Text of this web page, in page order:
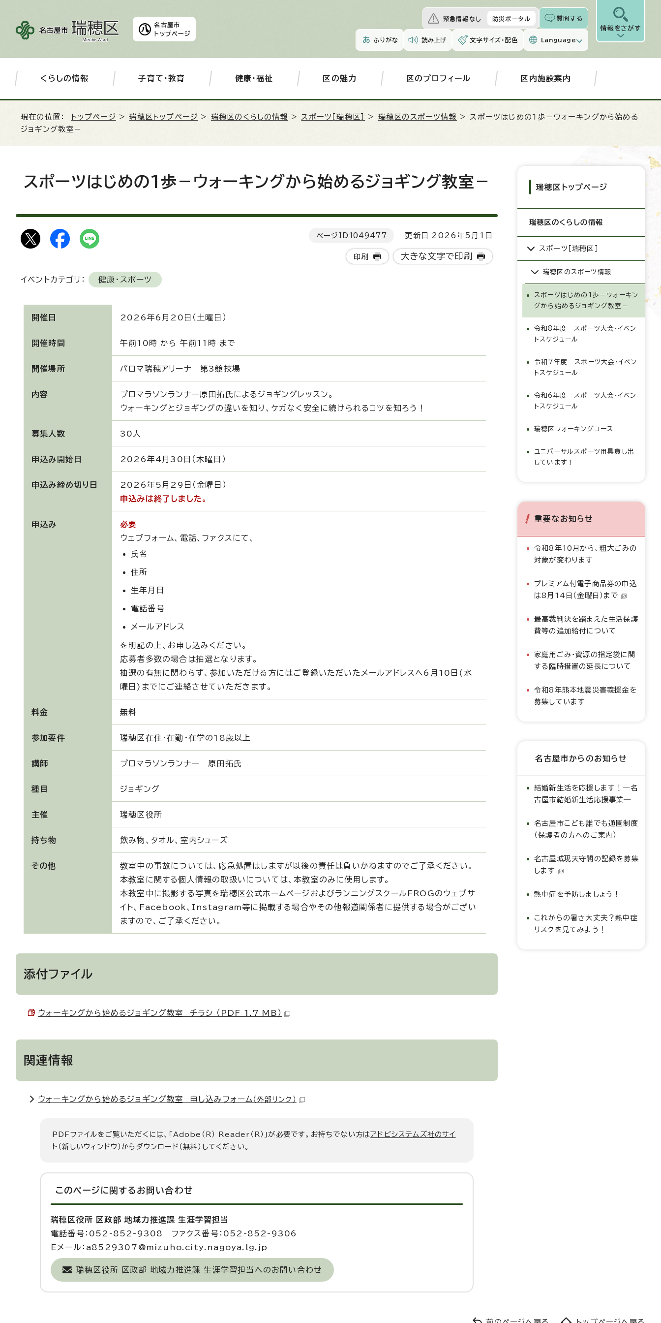
名古屋市
トップページ
緊急情報なし 防災ポータル 質問する
ふりがな 読み上げ 文字サイズ・配色 Language
情報をさがす
くらしの情報 子育て・教育 健康・福祉 区の魅力 区のプロフィール 区内施設案内
現在の位置： トップページ >瑞穂区トップページ > 瑞穂区のくらしの情報 > スポーツ［瑞穂区］ > 瑞穂区のスポーツ情報 > スポーツはじめの1歩－ウォーキングから始める
ジョギング教室－
スポーツはじめの1歩－ウォーキングから始めるジョギング教室－
ページID 1049477 更新日 2026年5月1日
印刷 大きな文字で印刷
イベントカテゴリ： 健康・スポーツ
開催日 2026年6月20日（土曜日）
開催時間 午前10時 から 午前11時 まで
開催場所 パロマ瑞穂アリーナ 第3競技場
内容
プロマラソンランナー原田拓氏によるジョギングレッスン。
ウォーキングとジョギングの違いを知り、ケガなく安全に続けられるコツを知ろう！
募集人数 30人
申込み開始日 2026年4月30日（木曜日）
申込み締め切り日
2026年5月29日（金曜日）
申込みは終了しました。
申込み
必要
ウェブフォーム、電話、ファクスにて、
氏名
住所
生年月日
電話番号
メールアドレス
を明記の上、お申し込みください。
応募者多数の場合は抽選となります。
抽選の有無に関わらず、参加いただける方にはご登録いただいたメールアドレスへ6月10日(水
曜日)までにご連絡させていただきます。
料金 無料
参加要件 瑞穂区在住・在勤・在学の18歳以上
講師 プロマラソンランナー 原田拓氏
種目 ジョギング
主催 瑞穂区役所
持ち物 飲み物、タオル、室内シューズ
その他
教室中の事故については、応急処置はしますが以後の責任は負いかねますのでご了承ください。
本教室に関する個人情報の取扱いについては、本教室のみに使用します。
本教室中に撮影する写真を瑞穂区公式ホームページおよびランニングスクールFROGのウェブサ
イト、Facebook、Instagram等に掲載する場合やその他報道関係者に提供する場合がござい
ますので、ご了承ください。
添付ファイル
ウォーキングから始めるジョギング教室 チラシ （PDF 1.7 MB）
関連情報
ウォーキングから始めるジョギング教室 申し込みフォーム （外部リンク）
PDFファイルをご覧いただくには、「Adobe（R） Reader（R）」が必要です。お持ちでない方はアドビシステムズ社のサイ
ト（新しいウィンドウ）からダウンロード（無料）してください。
このページに関する お問い合わせ
瑞穂区役所 区政部 地域力推進課 生涯学習担当
電話番号：052-852-9308 ファクス番号：052-852-9306
Eメール：a8529307@mizuho.city.nagoya.lg.jp
瑞穂区役所 区政部 地域力推進課 生涯学習担当へのお問い合わせ
瑞穂区トップページ
瑞穂区のくらしの情報
スポーツ［瑞穂区］
瑞穂区のスポーツ情報
スポーツはじめの1歩－ウォーキン
グから始めるジョギング教室－
令和8年度 スポーツ大会・イベン
トスケジュール
令和7年度 スポーツ大会・イベン
トスケジュール
令和6年度 スポーツ大会・イベン
トスケジュール
瑞穂区ウォーキングコース
ユニバーサルスポーツ用具貸し出
しています！
重要なお知らせ
令和8年10月から、粗大ごみの
対象が変わります
プレミアム付電子商品券の申込
は8月14日（金曜日）まで
最高裁判決を踏まえた生活保護
費等の追加給付について
家庭用ごみ・資源の指定袋に関
する臨時措置の延長について
令和8年熊本地震災害義援金を
募集しています
名古屋市からのお知らせ
結婚新生活を応援します！―名
古屋市結婚新生活応援事業―
名古屋市こども誰でも通園制度
（保護者の方へのご案内）
名古屋城現天守閣の記録を募集
します
熱中症を予防しましょう！
これからの暑さ大丈夫？熱中症
リスクを見てみよう！